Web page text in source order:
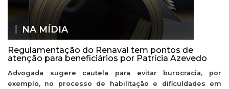
NA MÍDIA
Regulamentação do Renaval tem pontos de
atenção para beneficiários por Patrícia Azevedo
Advogada sugere cautela para evitar burocracia, por
exemplo, no processo de habilitação e dificuldades em